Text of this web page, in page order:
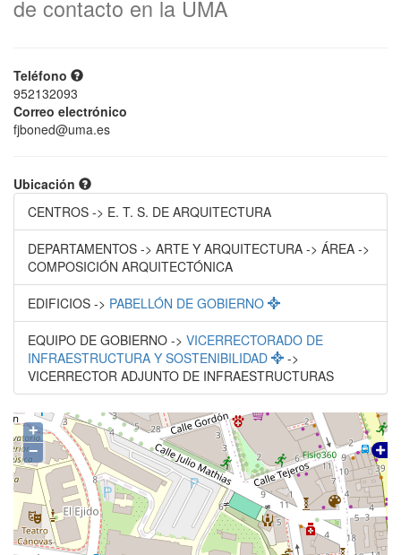
de contacto en la UMA
Teléfono
952132093
Correo electrónico
fjboned@uma.es
Ubicación
CENTROS -> E. T. S. DE ARQUITECTURA
DEPARTAMENTOS -> ARTE Y ARQUITECTURA -> ÁREA ->
COMPOSICIÓN ARQUITECTÓNICA
EDIFICIOS -> PABELLÓN DE GOBIERNO
EQUIPO DE GOBIERNO -> VICERRECTORADO DE
INFRAESTRUCTURA Y SOSTENIBILIDAD
->
VICERRECTOR ADJUNTO DE INFRAESTRUCTURAS
+
−